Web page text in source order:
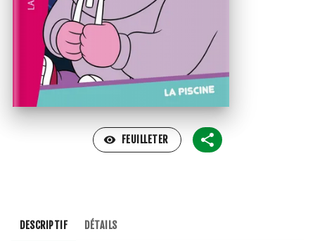
visibility FEUILLETER
DESCRIPTIF DÉTAILS